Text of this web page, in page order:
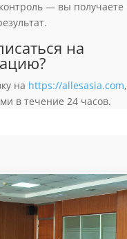
— вы получаете
на
на https://allesasia.com
в течение 24 часов.